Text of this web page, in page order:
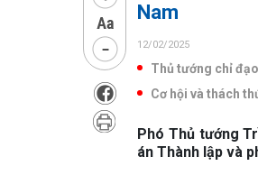
Nam
12/02/2025
Thủ tướng chỉ
Cơ hội và thách
Phó Thủ tướng
án Thành lập và